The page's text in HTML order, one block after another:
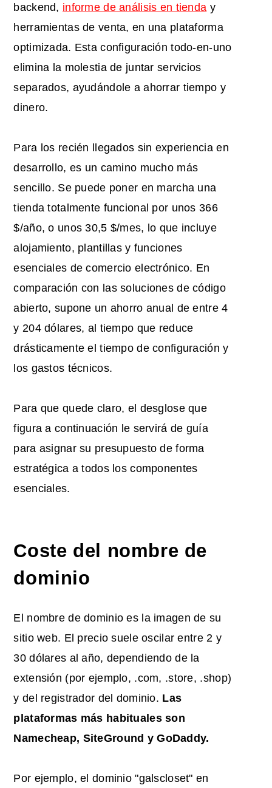
backend, informe de análisis en tienda y
herramientas de venta, en una plataforma
optimizada. Esta configuración todo-en-uno
elimina la molestia de juntar servicios
separados, ayudándole a ahorrar tiempo y
dinero.
Para los recién llegados sin experiencia en
desarrollo, es un camino mucho más
sencillo. Se puede poner en marcha una
tienda totalmente funcional por unos 366
$/año, o unos 30,5 $/mes, lo que incluye
alojamiento, plantillas y funciones
esenciales de comercio electrónico. En
comparación con las soluciones de código
abierto, supone un ahorro anual de entre 4
y 204 dólares, al tiempo que reduce
drásticamente el tiempo de configuración y
los gastos técnicos.
Para que quede claro, el desglose que
figura a continuación le servirá de guía
para asignar su presupuesto de forma
estratégica a todos los componentes
esenciales.
Coste del nombre de
dominio
El nombre de dominio es la imagen de su
sitio web. El precio suele oscilar entre 2 y
30 dólares al año, dependiendo de la
extensión (por ejemplo, .com, .store, .shop)
y del registrador del dominio. Las
plataformas más habituales son
Namecheap, SiteGround y GoDaddy.
Por ejemplo, el dominio "galscloset" en